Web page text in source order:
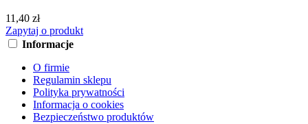
11,40 zł
Zapytaj o produkt
Informacje
O firmie
Regulamin sklepu
Polityka prywatności
Informacja o cookies
Bezpieczeństwo produktów